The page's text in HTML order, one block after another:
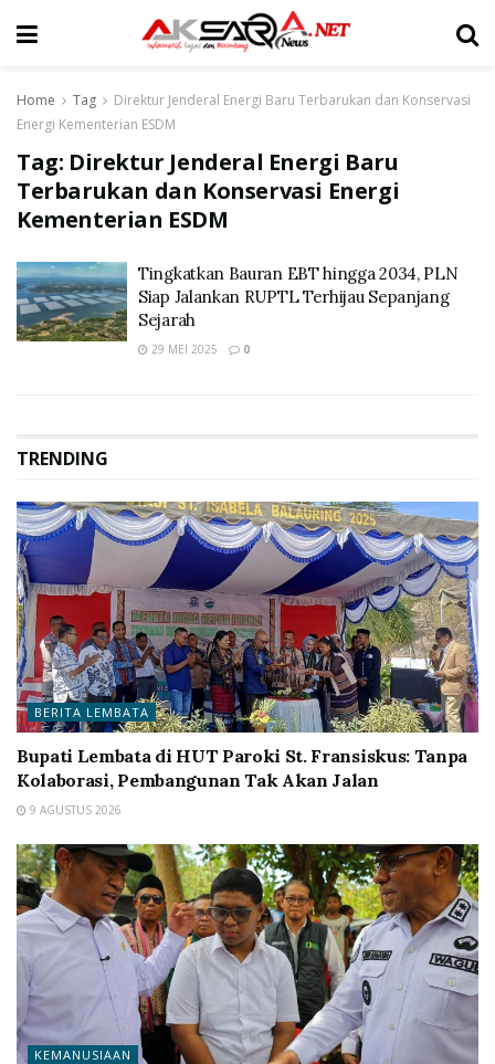
Home Tag
Direktur Jenderal Energi Baru Terbarukan dan Konservasi
Energi Kementerian ESDM
Tag: Direktur Jenderal Energi Baru
Terbarukan dan Konservasi Energi
Kementerian ESDM
Tingkatkan Bauran EBT hingga 2034, PLN
Siap Jalankan RUPTL Terhijau Sepanjang
Sejarah
29 MEI 2025 0
TRENDING
BERITA LEMBATA
Bupati Lembata di HUT Paroki St. Fransiskus: Tanpa
Kolaborasi, Pembangunan Tak Akan Jalan
9 AGUSTUS 2026
KEMANUSIAAN